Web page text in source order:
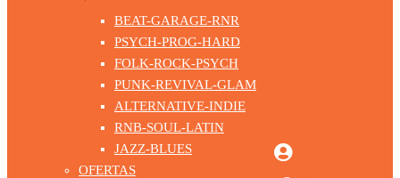
BEAT-GARAGE-RNR
PSYCH-PROG-HARD
FOLK-ROCK-PSYCH
PUNK-REVIVAL-GLAM
ALTERNATIVE-INDIE
RNB-SOUL-LATIN
JAZZ-BLUES
OFERTAS